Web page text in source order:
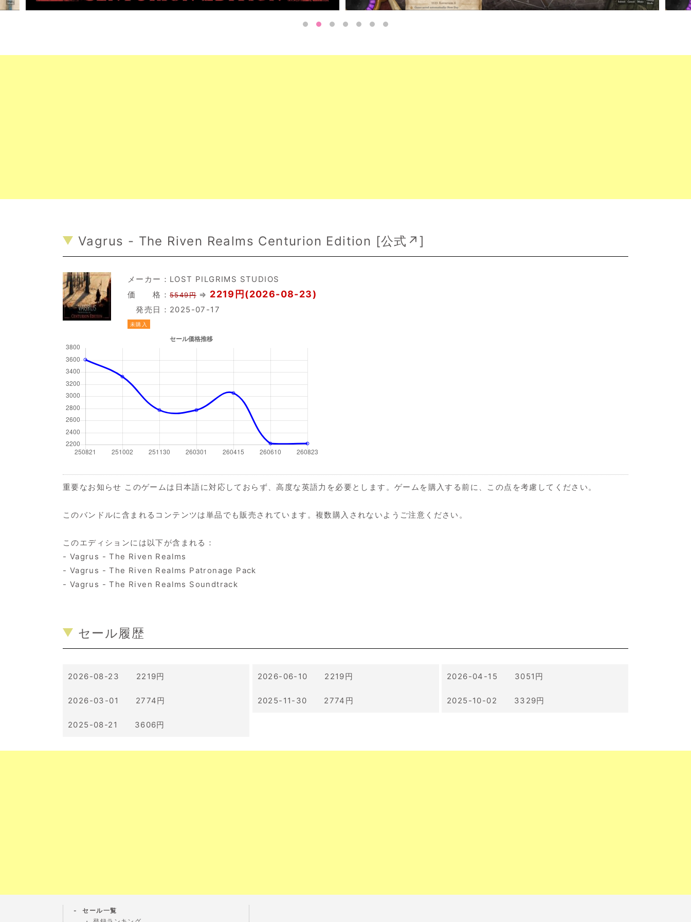
Vagrus - The Riven Realms Centurion Edition [公式↗]
メーカー： LOST PILGRIMS STUDIOS
価 格： 5549円 ⇒ 2219円(2026-08-23)
発売日：2025-07-17
未購入
重要なお知らせ このゲームは日本語に対応しておらず、高度な英語力を必要とします。ゲームを購入する前に、この点を考慮してください。
このバンドルに含まれるコンテンツは単品でも販売されています。複数購入されないようご注意ください。
このエディションには以下が含まれる：
- Vagrus - The Riven Realms
- Vagrus - The Riven Realms Patronage Pack
- Vagrus - The Riven Realms Soundtrack
セール履歴
2026-08-23 2219円 2026-06-10 2219円 2026-04-15 3051円
2026-03-01 2774円 2025-11-30 2774円 2025-10-02 3329円
2025-08-21 3606円
セール一覧